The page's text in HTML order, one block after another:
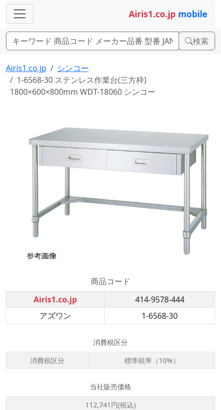
Airis1.co.jp mobile
検索
Airis1.co.jp
シンコー
1-6568-30 ステンレス作業台(三方枠)
1800×600×800mm WDT-18060 シンコー
商品コード
Airis1.co.jp
414-9578-444
アズワン
1-6568-30
消費税区分
消費税区分
標準税率（10%）
当社販売価格
112,741円(税込)